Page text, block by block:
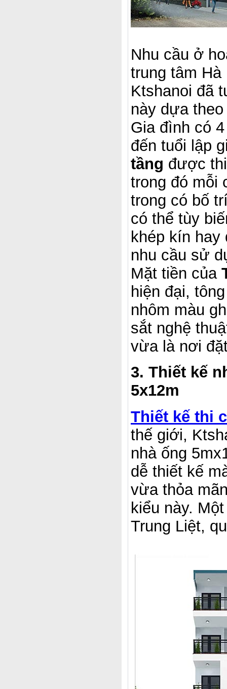
Nhu cầu ở
trung tâm
Ktshanoi đã
này dựa
Gia đình có
đến tuổi lập
tầng được
trong đó mỗi
trong có bố
có thể tùy
khép kín
nhu cầu sử
Mặt tiền của
hiện đại,
nhôm màu
sắt nghệ
vừa là nơi
3. Thiết kế
5x12m
Thiết kế thi
thế giới,
nhà ống
dễ thiết kế
vừa thỏa
kiểu này.
Trung Liệt,